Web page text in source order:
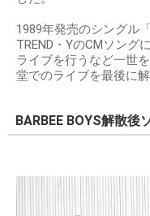
1989年発売のシングル
TREND・YのCMソング
ライブを行うなど一世
堂でのライブを最後に解
BARBEE BOYS解散後